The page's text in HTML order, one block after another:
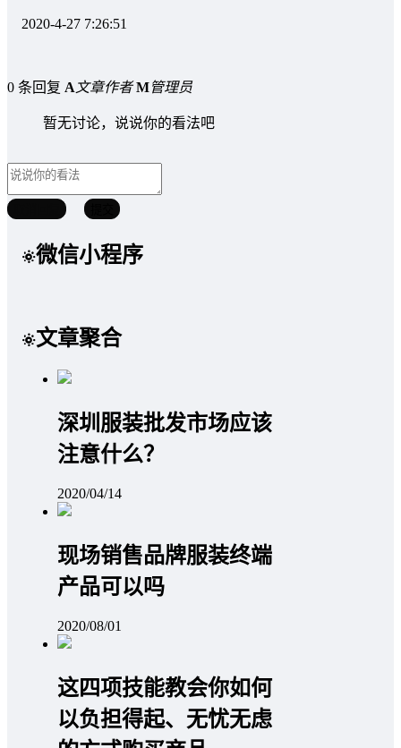
2020-4-27 7:26:51
0 条回复 A文章作者 M管理员
暂无讨论，说说你的看法吧
微信小程序
文章聚合
深圳服装批发市场应该
注意什么？
2020/04/14
现场销售品牌服装终端
产品可以吗
2020/08/01
这四项技能教会你如何
以负担得起、无忧无虑